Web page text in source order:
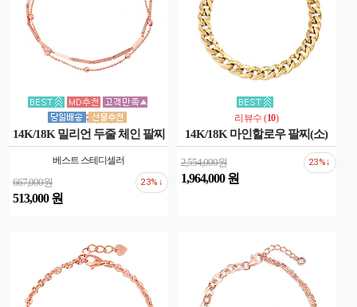
리뷰수 (108)
14K/18K 밀리언 두줄 체인 팔찌
베스트 스테디셀러
667,000원
513,000 원
23%↓
리뷰수 (10)
14K/18K 마인할로우 팔찌(소)
2,554,000원
1,964,000 원
23%↓